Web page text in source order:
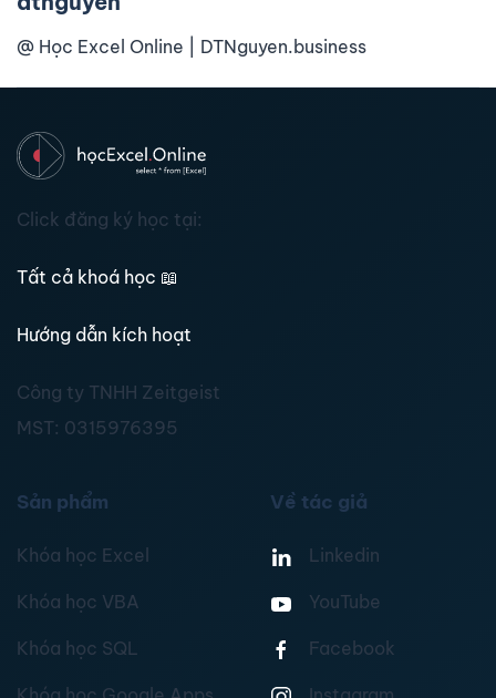
@ Học Excel Online | DTNguyen.business
Click đăng ký học tại:
Tất cả khoá học 📖
Hướng dẫn kích hoạt
Công ty TNHH Zeitgeist
MST: 0315976395
Sản phẩm
Khóa học Excel
Khóa học VBA
Khóa học SQL
Về tác giả
Linkedin
YouTube
Facebook